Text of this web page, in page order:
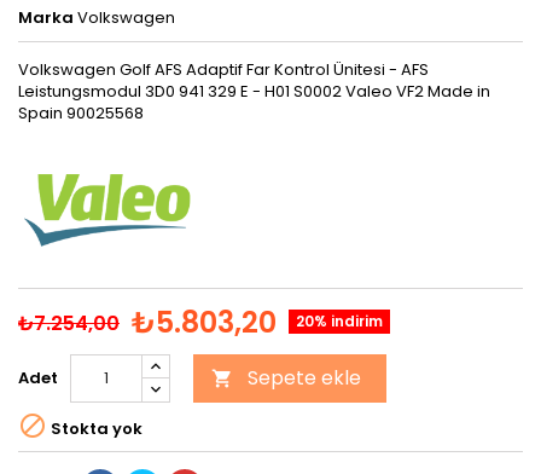
Marka Volkswagen
Volkswagen Golf AFS Adaptif Far Kontrol Ünitesi - AFS
Leistungsmodul 3D0 941 329 E - H01 S0002 Valeo VF2 Made in
Spain 90025568
₺7.254,00 ₺5.803,20 20% indirim
Adet  Sepete ekle
 Stokta yok